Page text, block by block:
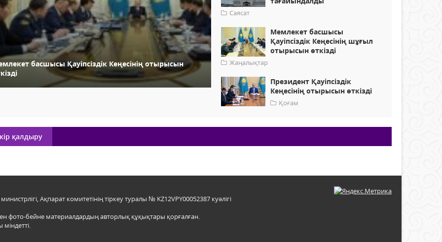
басшысы Қауіпсіздік Кеңесінің отырысын
Саясат
Мемлекет басшысы
Қауіпсіздік Кеңесінің шұғыл
отырысын өткізді
Жаңалықтар
Президент Қауіпсіздік
Кеңесінің отырысын өткізді
Қоғам
қалдыру
Ақпарат комитетінің тіркеу туралы № KZ12VPY00052387 куәлігі
фото-бейне материалдардың авторлық құқықтары қорғалған.